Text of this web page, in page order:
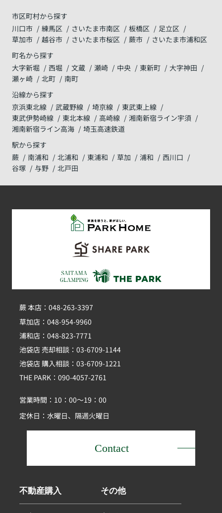
市区町村から探す
川口市
練馬区 さいたま市南区 板橋区
足立区
草加市
越谷市 さいたま市桜区 蕨市
さいたま市浦和区
町名から探す
大字新堀
西堀 文蔵 瀬崎 中央 東新町
大字神田
瀬ヶ崎
北町
南町
沿線から探す
京浜東北線
武蔵野線 埼京線
東武東上線
東武伊勢崎線
東北本線 高崎線
湘南新宿ライン宇須
湘南新宿ライン高海
埼玉高速鉄道
駅から探す
蕨
南浦和 北浦和 東浦和 草加 浦和
西川口
谷塚
与野 北戸田
蕨 本店：048-263-3397
草加店：048-954-9960
浦和店：048-823-7771
池袋店 売却相談：03-6709-1144
池袋店 購入相談：03-6709-1221
THE PARK：090-4057-2761
営業時間：10：00～19：00
定休日：水曜日、隔週火曜日
Contact
不動産購入 その他